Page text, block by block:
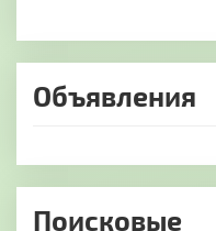
Объявления
Поисковые